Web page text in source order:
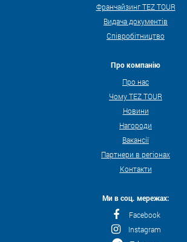
Франчайзинг TEZ TOUR
Видача документів
Співробітництво
Про компанію
Про нас
Чому TEZ TOUR
Новини
Нагороди
Вакансії
Партнери в регіонах
Контакти
Ми в соц. мережах:
Facebook
Instagram